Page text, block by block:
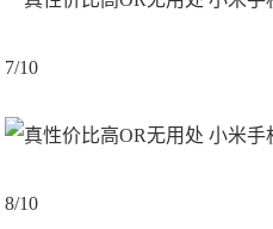
7/10
8/10